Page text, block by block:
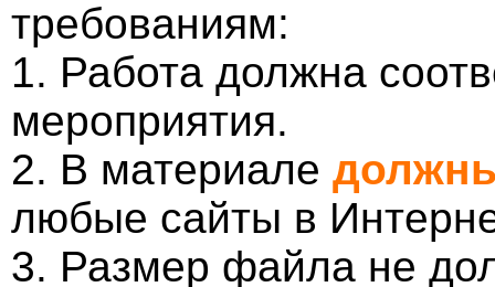
требованиям:
1. Работа должна
мероприятия.
2. В материале
любые сайты в
3. Размер файла не